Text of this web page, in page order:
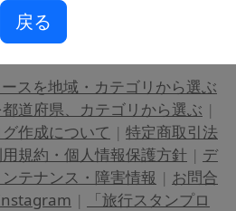
戻る
スを地域・カテゴリから選ぶ
道府県、カテゴリから選ぶ |
作成について | 特定商取引法
規約・個人情報保護方針 | デ
ンテナンス・障害情報 | お問合
|
「旅行スタンプロ